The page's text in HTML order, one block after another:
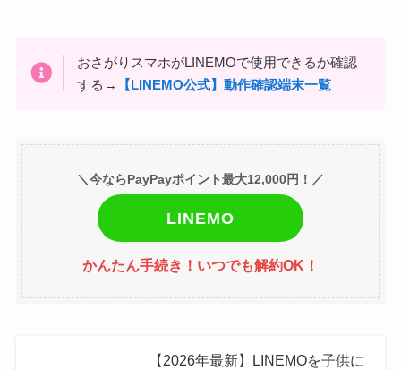
おさがりスマホがLINEMOで使用できるか確認
する→
【LINEMO公式】動作確認端末一覧
＼今ならPayPayポイント最大12,000円！／
LINEMO
かんたん手続き！いつでも解約OK！
【2026年最新】LINEMOを子供に